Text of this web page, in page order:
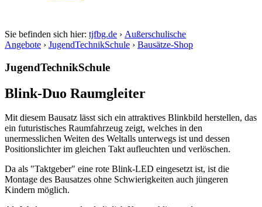
Sie befinden sich hier: tjfbg.de › Außerschulische
Angebote › JugendTechnikSchule › Bausätze-Shop
JugendTechnikSchule
Blink-Duo Raumgleiter
Mit diesem Bausatz lässt sich ein attraktives Blinkbild herstellen, das
ein futuristisches Raumfahrzeug zeigt, welches in den
unermesslichen Weiten des Weltalls unterwegs ist und dessen
Positionslichter im gleichen Takt aufleuchten und verlöschen.
Da als "Taktgeber" eine rote Blink-LED eingesetzt ist, ist die
Montage des Bausatzes ohne Schwierigkeiten auch jüngeren
Kindern möglich.